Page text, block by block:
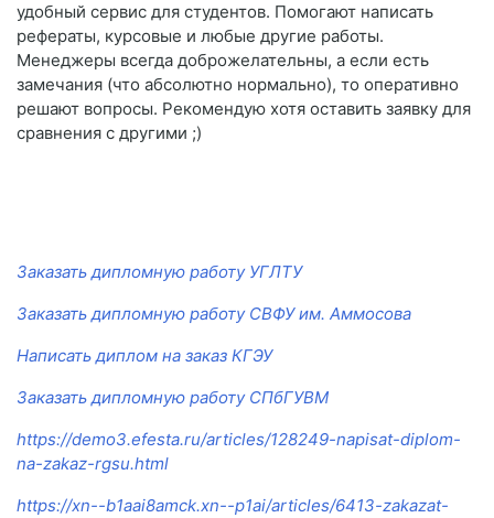
удобный сервис для студентов. Помогают написать
рефераты, курсовые и любые другие работы.
Менеджеры всегда доброжелательны, а если есть
замечания (что абсолютно нормально), то оперативно
решают вопросы. Рекомендую хотя оставить заявку для
сравнения с другими ;)
Заказать дипломную работу УГЛТУ
Заказать дипломную работу СВФУ им. Аммосова
Написать диплом на заказ КГЭУ
Заказать дипломную работу СПбГУВМ
https://demo3.efesta.ru/articles/128249-napisat-diplom-
na-zakaz-rgsu.html
https://xn--b1aai8amck.xn--p1ai/articles/6413-zakazat-